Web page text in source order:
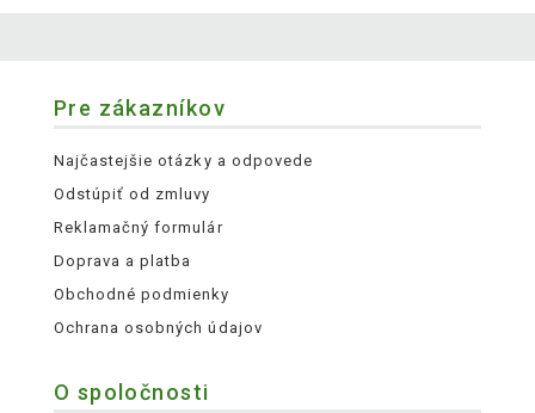
Pre zákazníkov
Najčastejšie otázky a odpovede
Odstúpiť od zmluvy
Reklamačný formulár
Doprava a platba
Obchodné podmienky
Ochrana osobných údajov
O spoločnosti